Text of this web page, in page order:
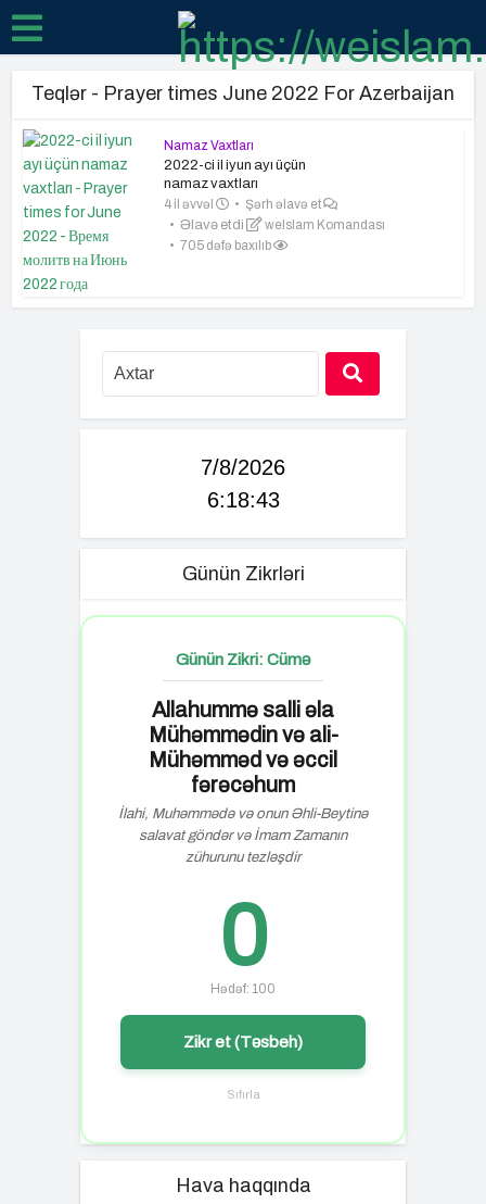
Teqlər - Prayer times June 2022 For Azerbaijan
Namaz Vaxtları
2022-ci il iyun ayı üçün
namaz vaxtları
4 il əvvəl
Şərh əlavə et
Əlavə etdi
weIslam Komandası
705 dəfə baxılıb
7/8/2026
6:18:44
Günün Zikrləri
Günün Zikri: Cümə
Allahummə salli əla
Mühəmmədin və ali-
Mühəmməd və əccil
fərəcəhum
İlahi, Muhəmmədə və onun Əhli-Beytinə
salavat göndər və İmam Zamanın
zühurunu tezləşdir
0
Hədəf: 100
Zikr et (Təsbeh)
Sıfırla
Hava haqqında